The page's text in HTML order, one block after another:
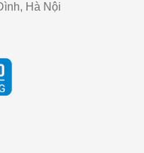
Hà Nội